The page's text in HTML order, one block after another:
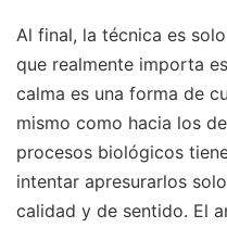
Al final, la técnica es
que realmente importa
calma es una forma de
mismo como hacia los
procesos biológicos
intentar apresurarlos
calidad y de sentido. El